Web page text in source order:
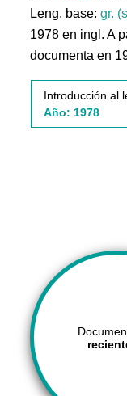
Leng. base:gr.
1978 en ingl. A
documenta en
Introducción al
Año: 1978